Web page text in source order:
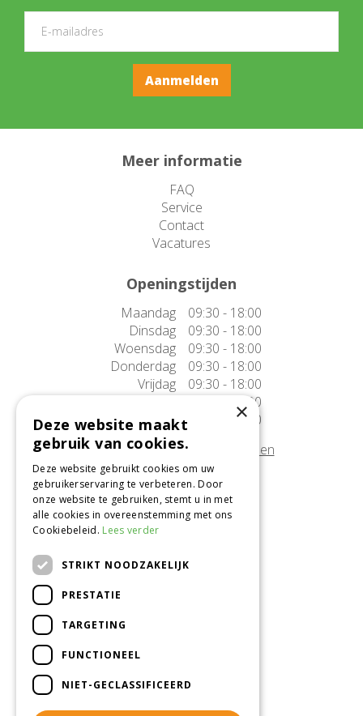
Meer informatie
FAQ
Service
Contact
Vacatures
Openingstijden
Maandag
09:30 - 18:00
Dinsdag
09:30 - 18:00
Woensdag
09:30 - 18:00
Donderdag
09:30 - 18:00
Vrijdag
09:30 - 18:00
Zaterdag
09:30 - 17:00
Zondag
10:00 - 17:00
Afwijkende openingstijden tonen
Onze locatie
Tuincentrum Alméérplant
Jac. P. Thijsseweg 4
pinterest
×
Deze website maakt
gebruik van cookies.
Deze website gebruikt cookies om uw
gebruikerservaring te verbeteren. Door
onze website te gebruiken, stemt u in met
alle cookies in overeenstemming met ons
Cookiebeleid. Lees verder
STRIKT NOODZAKELIJK
PRESTATIE
TARGETING
FUNCTIONEEL
NIET-GECLASSIFICEERD